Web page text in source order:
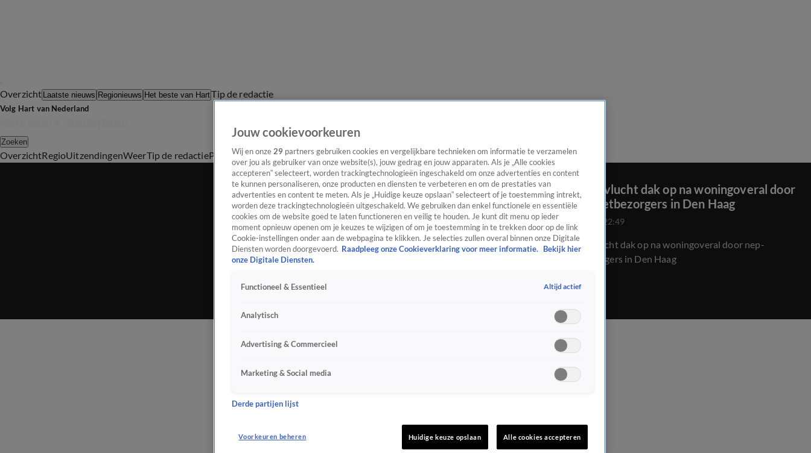
Overzicht Laatste nieuws Regionieuws Het beste van HartTip de redactie
Volg Hart van Nederland
Zoeken
OverzichtRegioUitzendingenWeerTip de redactiePanelVideo's
Bewoner vlucht dak op na woningoveral door
nep-pakketbezorgers in Den Haag
20 dec 2022, 22:49
Bewoner vlucht dak op na woningoveral door nep-
pakketbezorgers in Den Haag
Jouw cookievoorkeuren
Wij en onze 29 partners gebruiken cookies en vergelijkbare technieken om informatie te verzamelen
over jou als gebruiker van onze website(s), jouw gedrag en jouw apparaten. Als je „Alle cookies
accepteren” selecteert, worden trackingtechnologieën ingeschakeld om onze advertenties en content
te kunnen personaliseren, onze producten en diensten te verbeteren en om de prestaties van
advertenties en content te meten. Als je „Huidige keuze opslaan” selecteert of je toestemming intrekt,
worden deze trackingtechnologieën uitgeschakeld. We gebruiken dan enkel functionele en essentiële
cookies om de website goed te laten functioneren en veilig te houden. Je kunt dit menu op ieder
moment opnieuw openen om je keuzes te wijzigen of om je toestemming in te trekken door op de link
Cookie-instellingen onder aan de webpagina te klikken. Je selecties zullen overal binnen onze Digitale
Diensten worden doorgevoerd. Raadpleeg onze Cookieverklaring voor meer informatie.
Bekijk hier
onze Digitale Diensten.
Functioneel & Essentieel Altijd actief
Analytisch
Advertising & Commercieel
Marketing & Social media
Derde partijen lijst
Voorkeuren beheren Huidige keuze opslaan Alle cookies accepteren